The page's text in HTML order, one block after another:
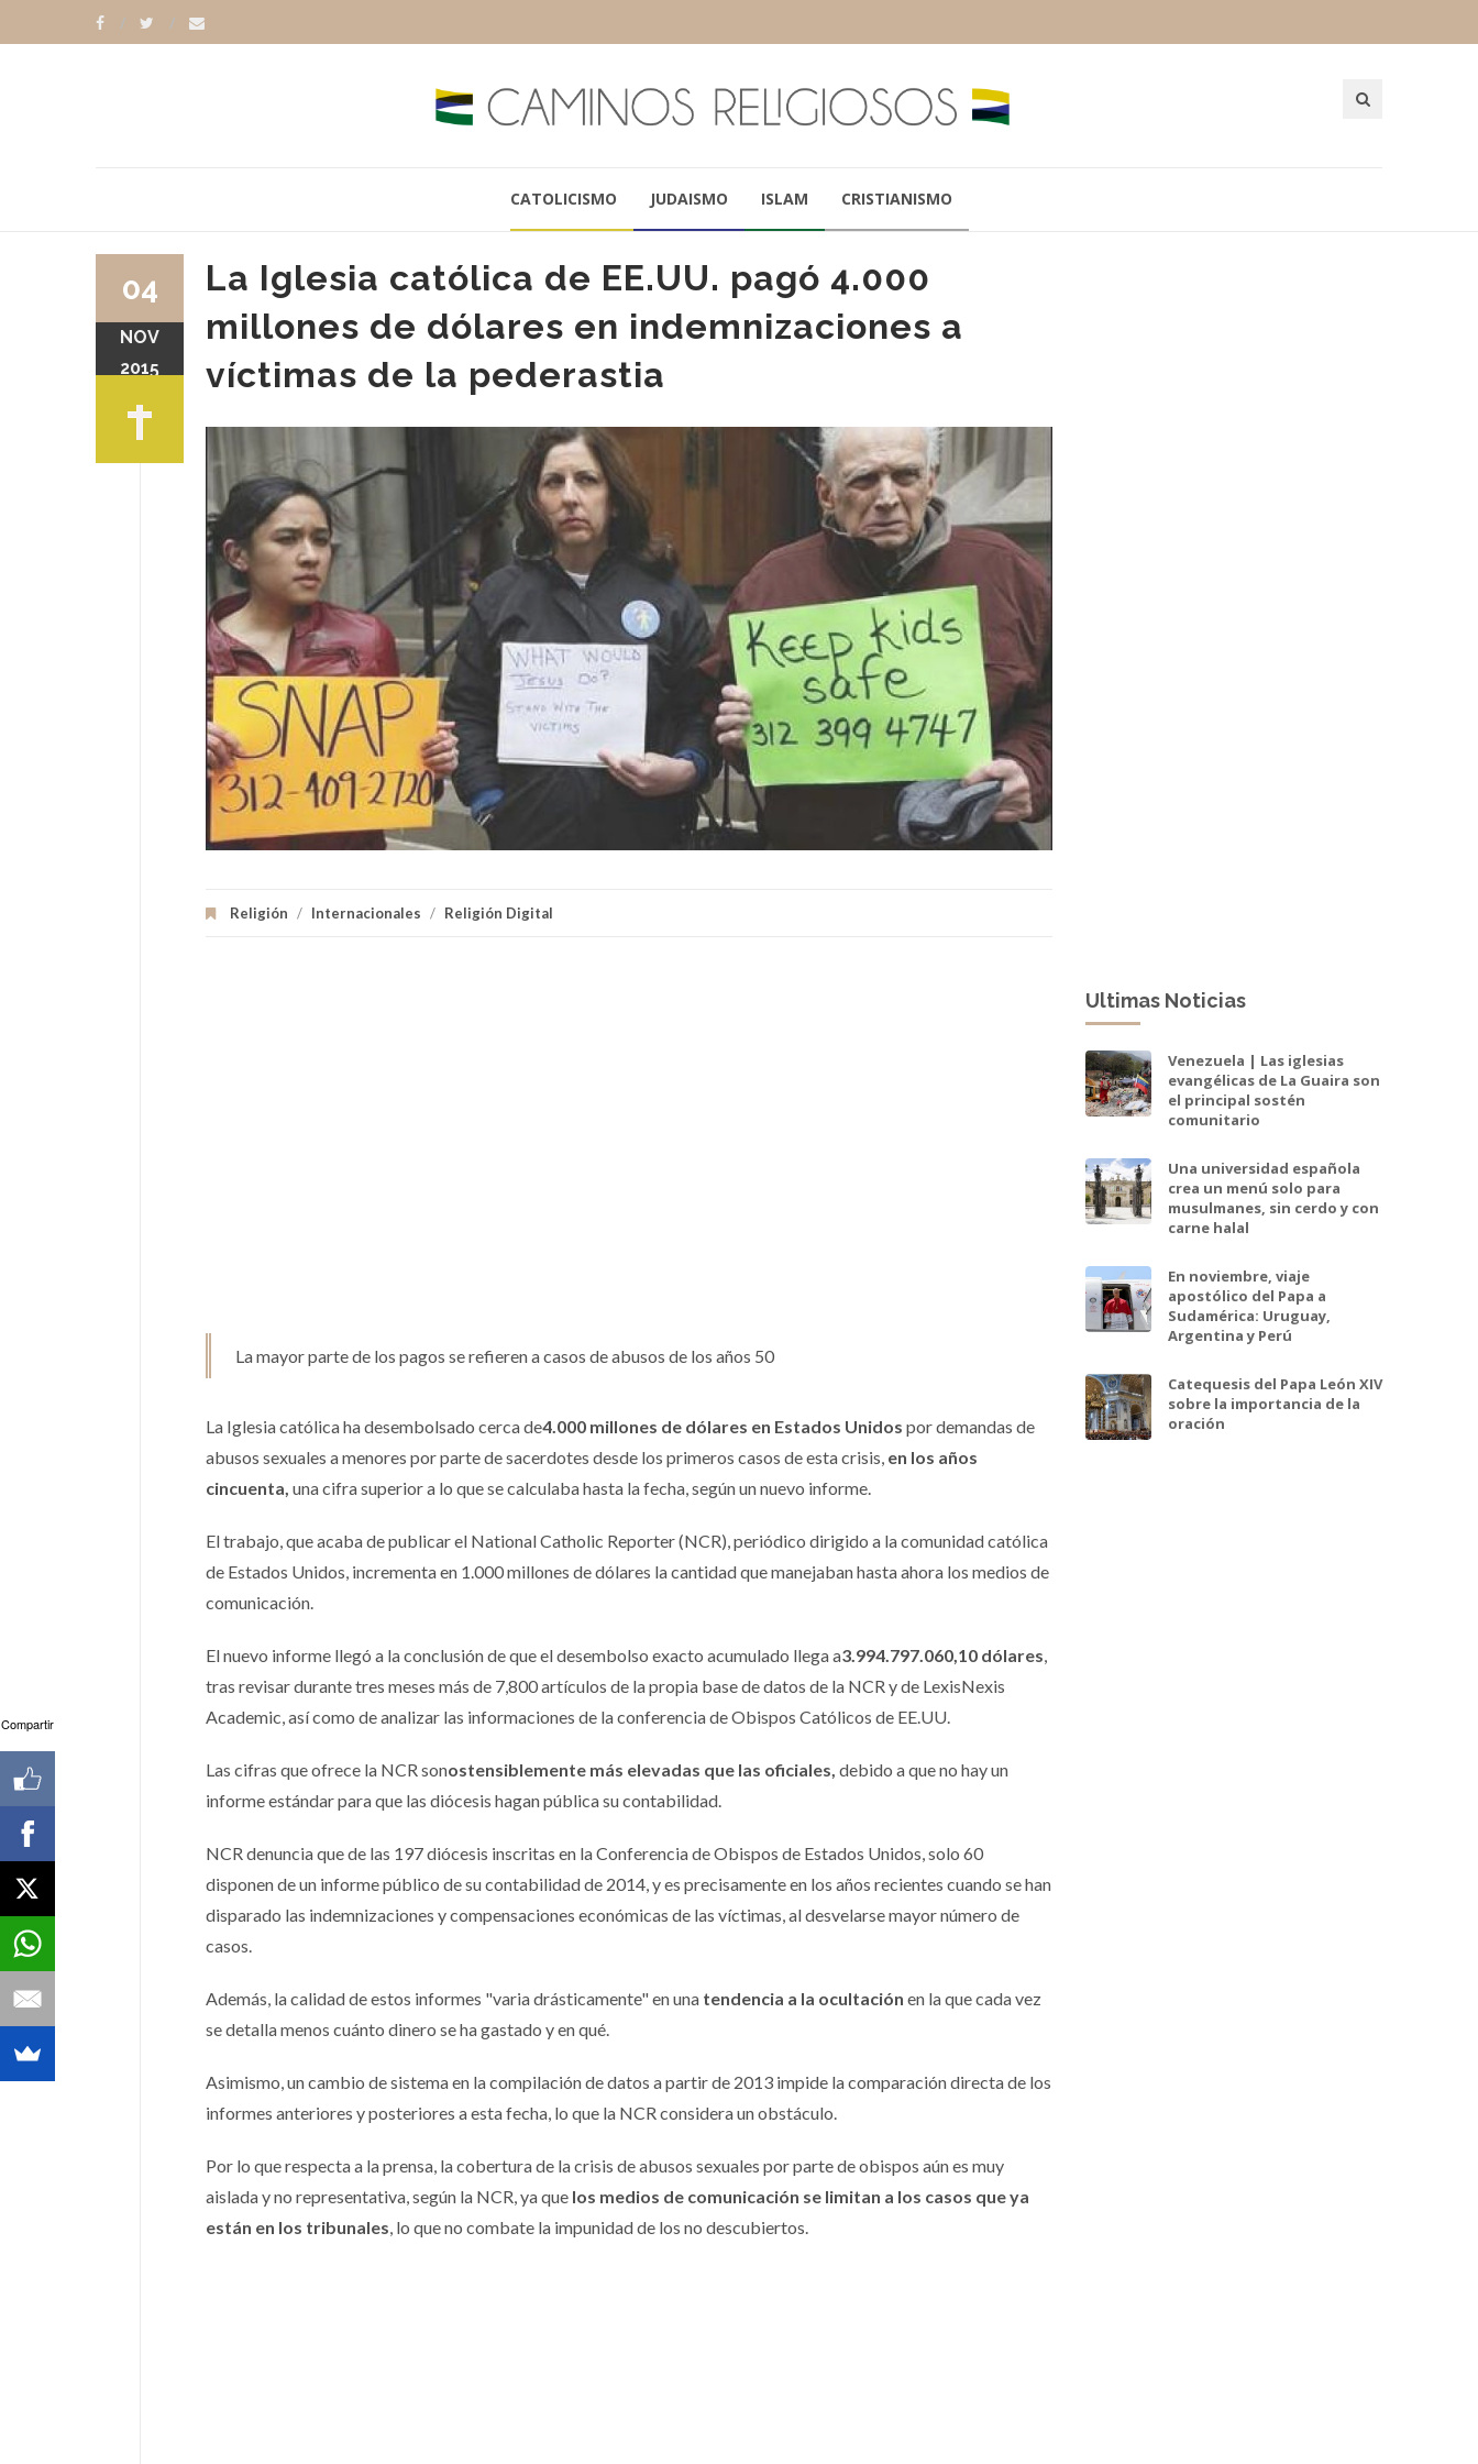
CATOLICISMO JUDAISMO ISLAM CRISTIANISMO
La Iglesia católica de EE.UU. pagó 4.000
millones de dólares en indemnizaciones a
víctimas de la pederastia
Religión / Internacionales / Religión Digital
04
NOV
2015
La mayor parte de los pagos se refieren a casos de abusos de los años 50
La Iglesia católica ha desembolsado cerca de4.000 millones de dólares en Estados Unidos por demandas de
abusos sexuales a menores por parte de sacerdotes desde los primeros casos de esta crisis, en los años
cincuenta, una cifra superior a lo que se calculaba hasta la fecha, según un nuevo informe.
El trabajo, que acaba de publicar el National Catholic Reporter (NCR), periódico dirigido a la comunidad católica
de Estados Unidos, incrementa en 1.000 millones de dólares la cantidad que manejaban hasta ahora los medios de
comunicación.
El nuevo informe llegó a la conclusión de que el desembolso exacto acumulado llega a3.994.797.060,10 dólares,
tras revisar durante tres meses más de 7,800 artículos de la propia base de datos de la NCR y de LexisNexis
Academic, así como de analizar las informaciones de la conferencia de Obispos Católicos de EE.UU.
Las cifras que ofrece la NCR sonostensiblemente más elevadas que las oficiales, debido a que no hay un
informe estándar para que las diócesis hagan pública su contabilidad.
NCR denuncia que de las 197 diócesis inscritas en la Conferencia de Obispos de Estados Unidos, solo 60
disponen de un informe público de su contabilidad de 2014, y es precisamente en los años recientes cuando se han
disparado las indemnizaciones y compensaciones económicas de las víctimas, al desvelarse mayor número de
casos.
Además, la calidad de estos informes "varia drásticamente" en una tendencia a la ocultación en la que cada vez
se detalla menos cuánto dinero se ha gastado y en qué.
Asimismo, un cambio de sistema en la compilación de datos a partir de 2013 impide la comparación directa de los
informes anteriores y posteriores a esta fecha, lo que la NCR considera un obstáculo.
Por lo que respecta a la prensa, la cobertura de la crisis de abusos sexuales por parte de obispos aún es muy
aislada y no representativa, según la NCR, ya que los medios de comunicación se limitan a los casos que ya
están en los tribunales, lo que no combate la impunidad de los no descubiertos.
Ultimas Noticias
Venezuela | Las iglesias
evangélicas de La Guaira son
el principal sostén
comunitario
Una universidad española
crea un menú solo para
musulmanes, sin cerdo y con
carne halal
En noviembre, viaje
apostólico del Papa a
Sudamérica: Uruguay,
Argentina y Perú
Catequesis del Papa León XIV
sobre la importancia de la
oración
Compartir